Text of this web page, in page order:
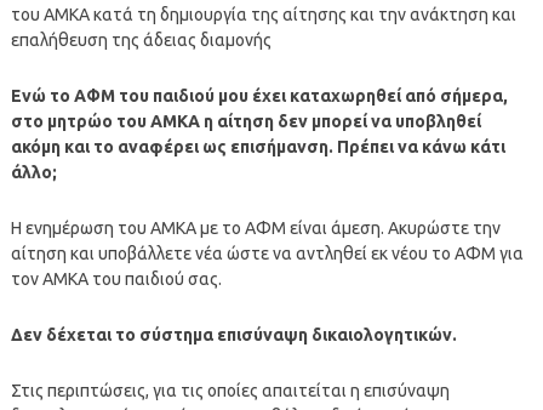
του ΑΜΚΑ κατά τη δημιουργία της αίτησης και την ανάκτηση και
επαλήθευση της άδειας διαμονής
Ενώ το ΑΦΜ του παιδιού μου έχει καταχωρηθεί από σήμερα,
στο μητρώο του ΑΜΚΑ η αίτηση δεν μπορεί να υποβληθεί
ακόμη και το αναφέρει ως επισήμανση. Πρέπει να κάνω κάτι
άλλο;
Η ενημέρωση του ΑΜΚΑ με το ΑΦΜ είναι άμεση. Ακυρώστε την
αίτηση και υποβάλλετε νέα ώστε να αντληθεί εκ νέου το ΑΦΜ για
τον ΑΜΚΑ του παιδιού σας.
Δεν δέχεται το σύστημα επισύναψη δικαιολογητικών.
Στις περιπτώσεις, για τις οποίες απαιτείται η επισύναψη